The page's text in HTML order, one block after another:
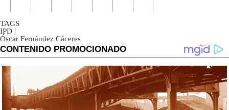
TAGS
IPD |
Óscar Fernández Cáceres